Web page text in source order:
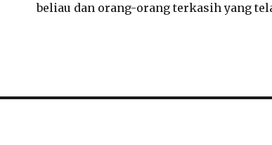
beliau dan orang-orang terkasih yang